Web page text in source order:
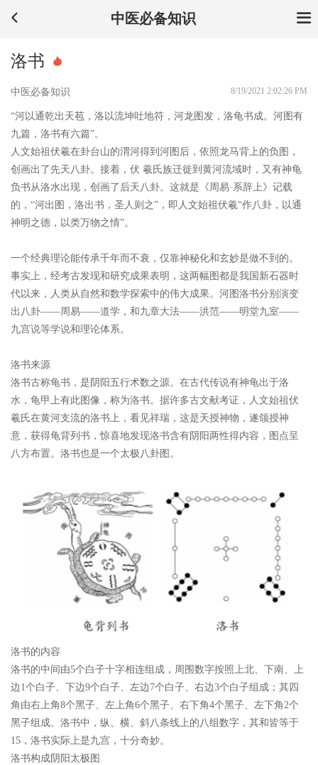
中医必备知识
洛书
中医必备知识 8/19/2021 2:02:26 PM
“河以通乾出天苞，洛以流坤吐地符，河龙图发，洛龟书成。河图有
九篇，洛书有六篇”。
人文始祖伏羲在卦台山的渭河得到河图后，依照龙马背上的负图，
创画出了先天八卦。接着，伏 羲氏族迁徙到黄河流域时，又有神龟
负书从洛水出现，创画了后天八卦。这就是《周易·系辞上》记载
的，“河出图，洛出书，圣人则之”，即人文始祖伏羲“作八卦，以通
神明之德，以类万物之情”。
一个经典理论能传承千年而不衰，仅靠神秘化和玄妙是做不到的。
事实上，经考古发现和研究成果表明，这两幅图都是我国新石器时
代以来，人类从自然和数学探索中的伟大成果。河图洛书分别演变
出八卦——周易——道学，和九章大法——洪范——明堂九室——
九宫说等学说和理论体系。
洛书来源
洛书古称龟书，是阴阳五行术数之源。在古代传说有神龟出于洛
水，龟甲上有此图像，称为洛书。据许多古文献考证，人文始祖伏
羲氏在黄河支流的洛书上，看见祥瑞，这是天授神物，遂颌授神
意，获得龟背列书，惊喜地发现洛书含有阴阳两性得内容，图点呈
八方布置。洛书也是一个太极八卦图。
洛书的内容
洛书的中间由5个白子十字相连组成，周围数字按照上北、下南、上
边1个白子、下边9个白子、左边7个白子、右边3个白子组成；其四
角由右上角8个黑子、左上角6个黑子、右下角4个黑子、左下角2个
黑子组成。洛书中，纵、横、斜八条线上的八组数字，其和皆等于
15，洛书实际上是九宫，十分奇妙。
洛书构成阴阳太极图